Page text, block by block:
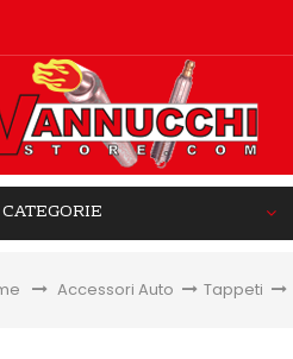
CATEGORIE
&gt;Accessori Auto > Tappeti >